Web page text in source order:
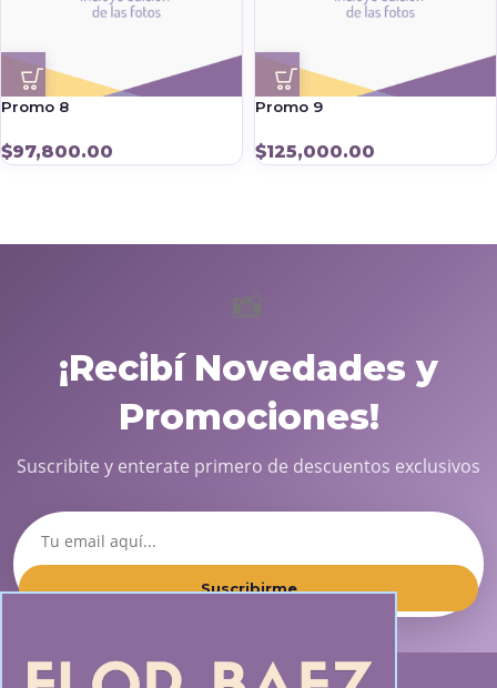
Promo 8
$97,800.00
Promo 9
$125,000.00
📸
¡Recibí Novedades y
Promociones!
Suscribite y enterate primero de descuentos exclusivos
Suscribirme